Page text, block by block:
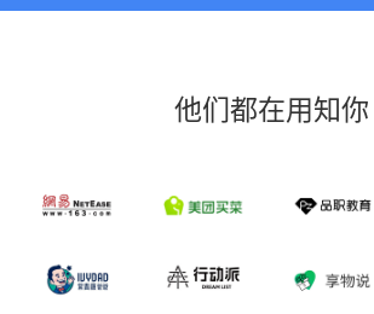
他们都在用知你